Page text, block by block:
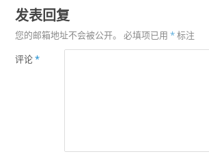
发表回复
您的邮箱地址不会被公开。 必填项已用 *标注
评论*